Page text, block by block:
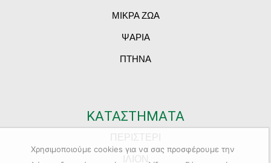
ΜΙΚΡΑ ΖΩΑ
ΨΑΡΙΑ
ΠΤΗΝΑ
ΚΑΤΑΣΤΗΜΑΤΑ
Χρησιμοποιούμε cookies για να σας προσφέρουμε την